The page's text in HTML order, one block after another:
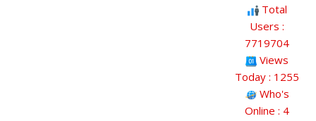
Total
Users :
7719704
Views
Today : 1255
Who's
Online : 4